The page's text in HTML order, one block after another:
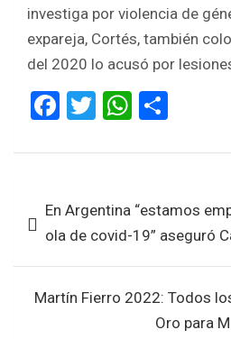
investiga por violencia de
expareja, Cortés, también
del 2020 lo acusó por
F
ce
o
o
k
T
tt
W
at
A
p
p
ar
de En Argentina “estamos
ola de covid-19” aseguró
Martín Fierro 2022: Todos
Oro para